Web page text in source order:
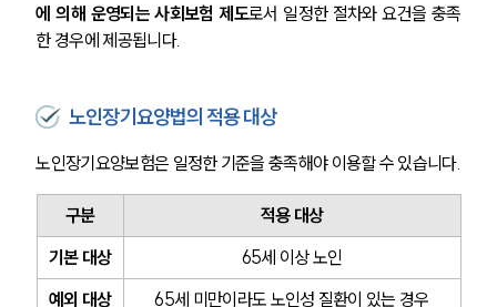
에 의해 운영되는 사회보험 제도로서 일정한 절차와 요건을 충족
한 경우에 제공됩니다.
노인장기요양법의 적용 대상
노인장기요양보험은 일정한 기준을 충족해야 이용할 수 있습니다.
구분
적용 대상
기본 대상
65세 이상 노인
예외 대상
65세 미만이라도 노인성 질환이 있는 경우